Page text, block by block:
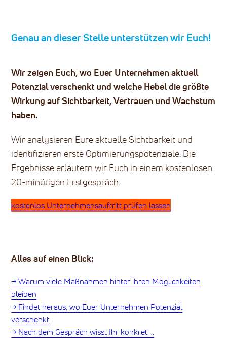
Genau an dieser Stelle unterstützen wir Euch!
Wir zeigen Euch, wo Euer Unternehmen aktuell
Potenzial verschenkt und welche Hebel die größte
Wirkung auf Sichtbarkeit, Vertrauen und Wachstum
haben.
Wir analysieren Eure aktuelle Sichtbarkeit und
identifizieren erste Optimierungspotenziale. Die
Ergebnisse erläutern wir Euch in einem kostenlosen
20-minütigen Erstgespräch.
kostenlos Unternehmensauftritt prüfen lassen
Alles auf einen Blick:
-> Warum viele Maßnahmen hinter ihren Möglichkeiten
bleiben
-> Findet heraus, wo Euer Unternehmen Potenzial
verschenkt
-> Nach dem Gespräch wisst Ihr konkret …